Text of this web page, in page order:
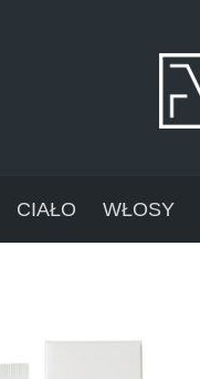
CIAŁO WŁOSY